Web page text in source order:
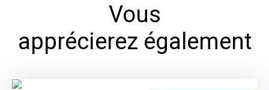
Vous
apprécierez également